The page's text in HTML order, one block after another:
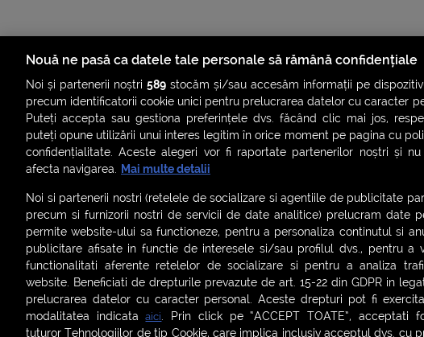
ȘTIRI SMART SHORTS
ASCULTĂ ACUM RADIOURILE SMART
Termeni și condiții | Politica de confidențialitate | Politica de cookies |
Contact:
office@smartradio.ro
Nouă ne pasă ca datele tale personale să rămână confidențiale
Noi și partenerii noștri589 stocăm și/sau accesăm informații pe
precum identificatorii cookie unici pentru prelucrarea datelor cu caracter
Puteți accepta sau gestiona preferințele dvs. făcând clic mai jos,
puteți opune utilizării unui interes legitim în orice moment pe pagina cu
confidențialitate. Aceste alegeri vor fi raportate partenerilor noștri și
afecta navigarea. Mai multe detalii
Noi si partenerii nostri (retelele de socializare si agentiile de publicitate
precum si furnizorii nostri de servicii de date analitice) prelucram date
permite website-ului sa functioneze, pentru a personaliza continutul si
publicitare afisate in functie de interesele si/sau profilul dvs., pentru a
functionalitati aferente retelelor de socializare si pentru a analiza
website. Beneficiati de drepturile prevazute de art. 15-22 din GDPR in
prelucrarea datelor cu caracter personal. Aceste drepturi pot fi
modalitatea indicataaici. Prin click pe “ACCEPT TOATE”, acceptati
tuturor Tehnologiilor de tip Cookie, care implica inclusiv acceptul dvs. cu